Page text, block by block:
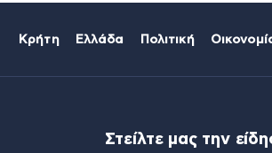
Κρήτη Ελλάδα Πολιτική
Στείλτε μας την